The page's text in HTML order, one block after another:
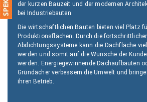
Privat
Kommunal
Kontakt
Jobs
der kurzen Bauzeit und der modernen
bei Industriebauten.
Die wirtschaftlichen Bauten bieten viel Platz
Produktionsflächen. Durch die
Abdichtungssysteme kann die Dachfläche
werden und somit auf die Wünsche der
werden. Energiegewinnende Dachaufbauten
Gründächer verbessern die Umwelt und
ihren Betrieb.